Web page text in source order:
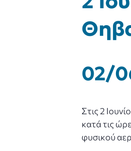
02/
Στις 2
κατά τις
φυσικού